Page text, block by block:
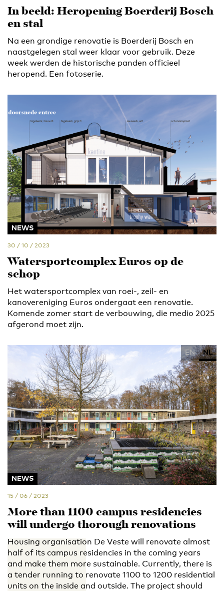
In beeld: Heropening Boerderij Bosch
en stal
Na een grondige renovatie is Boerderij Bosch en
naastgelegen stal weer klaar voor gebruik. Deze
week werden de historische panden officieel
heropend. Een fotoserie.
NEWS
30 / 10 / 2023
Watersportcomplex Euros op de
schop
Het watersportcomplex van roei-, zeil- en
kanovereniging Euros ondergaat een renovatie.
Komende zomer start de verbouwing, die medio 2025
afgerond moet zijn.
EN NL
NEWS
15 / 06 / 2023
More than 1100 campus residencies
will undergo thorough renovations
Housing organisation De Veste will renovate almost
half of its campus residencies in the coming years
and make them more sustainable. Currently, there is
a tender running to renovate 1100 to 1200 residential
units on the inside and outside. The project should